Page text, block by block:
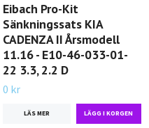
Eibach Pro-Kit
Sänkningssats KIA
CADENZA II Årsmodell
11.16 - E10-46-033-01-
22 3.3, 2.2 D
0 kr
LÄS MER